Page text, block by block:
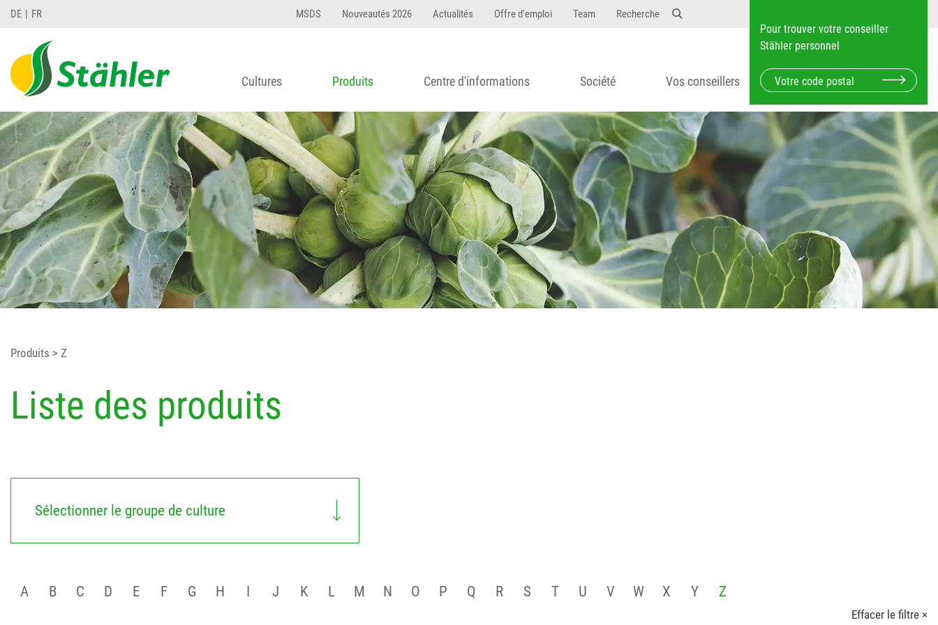
DE FR MSDS Nouveautés 2026 Actualités Offre d'emploi Team Recherche
Pour trouver votre conseiller
Stähler personnel
Cultures Produits Centre d'informations Société Vos conseillers
Produits > Z
Liste des produits
Sélectionner le groupe de culture
A B C D E F G H I J K L M N O P Q R S T U V W X Y Z
Effacer le filtre ×